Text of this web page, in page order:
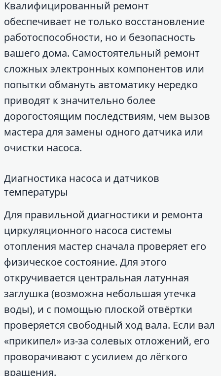
Квалифицированный ремонт
обеспечивает не только восстановление
работоспособности, но и безопасность
вашего дома. Самостоятельный ремонт
сложных электронных компонентов или
попытки обмануть автоматику нередко
приводят к значительно более
дорогостоящим последствиям, чем вызов
мастера для замены одного датчика или
очистки насоса.
Диагностика насоса и датчиков
температуры
Для правильной диагностики и ремонта
циркуляционного насоса системы
отопления мастер сначала проверяет его
физическое состояние. Для этого
откручивается центральная латунная
заглушка (возможна небольшая утечка
воды), и с помощью плоской отвёртки
проверяется свободный ход вала. Если вал
«прикипел» из-за солевых отложений, его
проворачивают с усилием до лёгкого
вращения.